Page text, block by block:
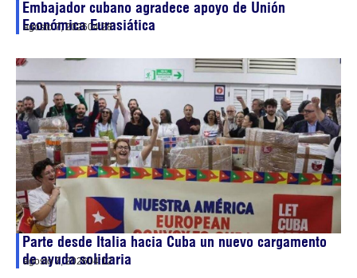
Embajador cubano agradece apoyo de Unión
Económica Eurasiática
agosto 7, 202604:28
Parte desde Italia hacia Cuba un nuevo cargamento
de ayuda solidaria
agosto 7, 202604:12